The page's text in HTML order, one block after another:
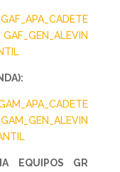
GAF_APA_CADETE
GAF_GEN_ALEVIN
GAM_GEN_ALEVIN
EQUIPOS GR